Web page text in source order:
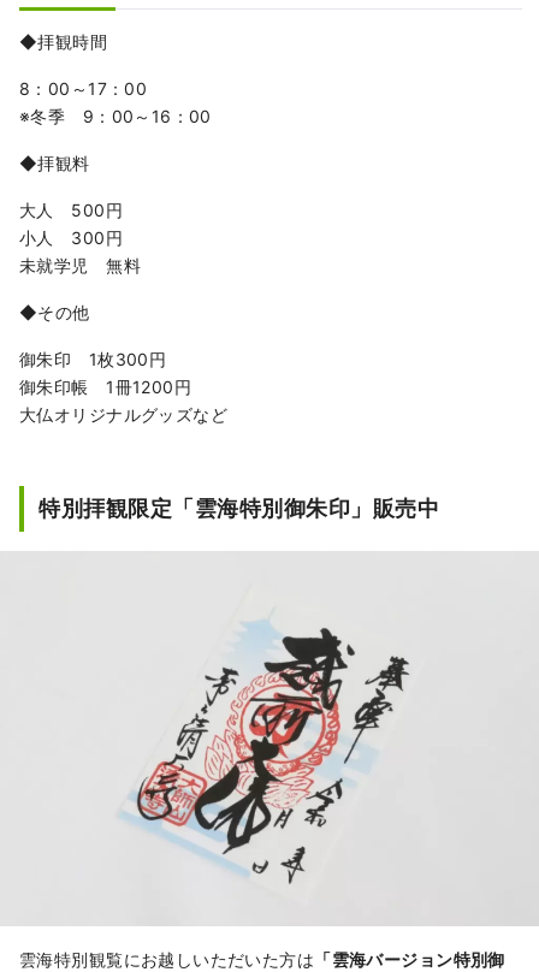
◆拝観時間
8：00～17：00
※冬季 9：00～16：00
◆拝観料
大人 500円
小人 300円
未就学児 無料
◆その他
御朱印 1枚300円
御朱印帳 1冊1200円
大仏オリジナルグッズなど
特別拝観限定「雲海特別御朱印」販売中
雲海特別観覧にお越しいただいた方は 「雲海バージョン特別御